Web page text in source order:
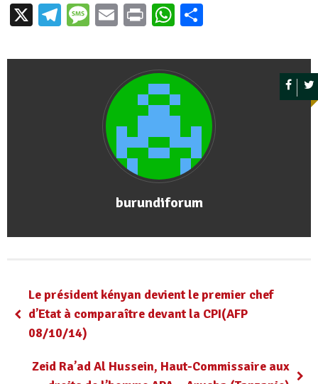
X Telegram
Message
EmailPrintWhatsApp
burundiforum
Le président kényan devient le premier chef
d’Etat à comparaître devant la CPI(AFP
08/10/14)
Zeid Ra’ad Al Hussein, Haut-Commissaire aux